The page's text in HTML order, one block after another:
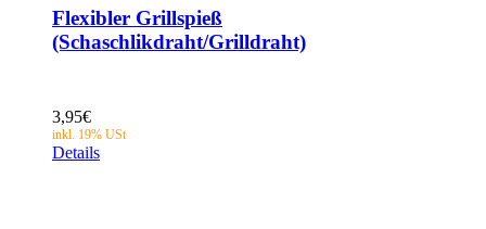
Flexibler Grillspieß
(Schaschlikdraht/Grilldraht)
3,95€
Details